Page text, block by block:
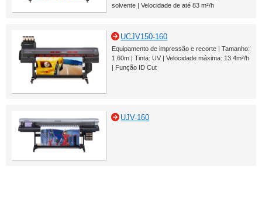
solvente | Velocidade de até 83 m²/h
UCJV150-160
Equipamento de impressão e recorte | Tamanho:
1,60m | Tinta: UV | Velocidade máxima: 13.4m²/h
| Função ID Cut
UJV-160